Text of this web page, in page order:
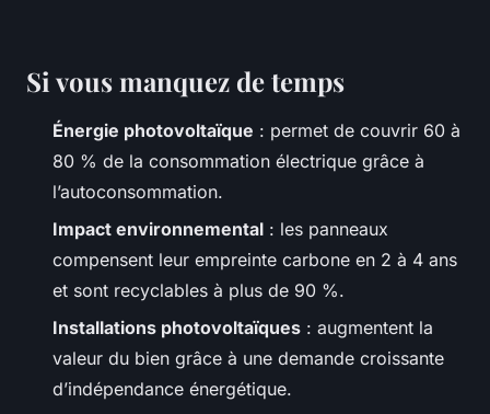
Si vous manquez de temps
Énergie photovoltaïque : permet de couvrir 60 à
80 % de la consommation électrique grâce à
l’autoconsommation.
Impact environnemental : les panneaux
compensent leur empreinte carbone en 2 à 4 ans
et sont recyclables à plus de 90 %.
Installations photovoltaïques : augmentent la
valeur du bien grâce à une demande croissante
d’indépendance énergétique.